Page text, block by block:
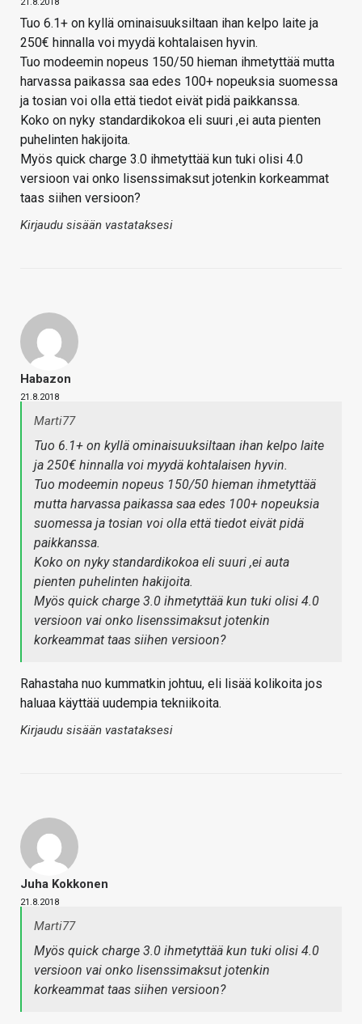
Tuo 6.1+ on kyllä ominaisuuksiltaan ihan kelpo laite ja
250€ hinnalla voi myydä kohtalaisen hyvin.
Tuo modeemin nopeus 150/50 hieman ihmetyttää mutta
harvassa paikassa saa edes 100+ nopeuksia suomessa
ja tosian voi olla että tiedot eivät pidä paikkanssa.
Koko on nyky standardikokoa eli suuri ,ei auta pienten
puhelinten hakijoita.
Myös quick charge 3.0 ihmetyttää kun tuki olisi 4.0
versioon vai onko lisenssimaksut jotenkin korkeammat
taas siihen versioon?
Kirjaudu sisään vastataksesi
Habazon
21.8.2018
Marti77
Tuo 6.1+ on kyllä ominaisuuksiltaan ihan kelpo laite
ja 250€ hinnalla voi myydä kohtalaisen hyvin.
Tuo modeemin nopeus 150/50 hieman ihmetyttää
mutta harvassa paikassa saa edes 100+ nopeuksia
suomessa ja tosian voi olla että tiedot eivät pidä
paikkanssa.
Koko on nyky standardikokoa eli suuri ,ei auta
pienten puhelinten hakijoita.
Myös quick charge 3.0 ihmetyttää kun tuki olisi 4.0
versioon vai onko lisenssimaksut jotenkin
korkeammat taas siihen versioon?
Rahastaha nuo kummatkin johtuu, eli lisää kolikoita jos
haluaa käyttää uudempia tekniikoita.
Kirjaudu sisään vastataksesi
Juha Kokkonen
21.8.2018
Marti77
Myös quick charge 3.0 ihmetyttää kun tuki olisi 4.0
versioon vai onko lisenssimaksut jotenkin
korkeammat taas siihen versioon?